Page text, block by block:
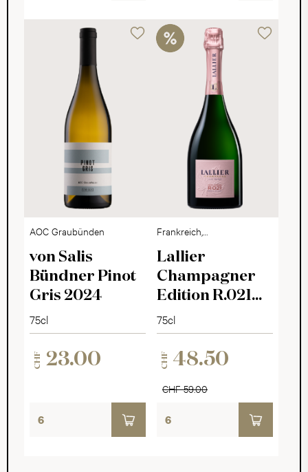
AOC Graubünden
von Salis
Bündner Pinot
Gris 2024
75cl
CHF 23.00
Frankreich,
Champagne
Lallier
Champagner
Edition R.021
Rosé Brut
75cl
CHF 48.50
CHF 59.00